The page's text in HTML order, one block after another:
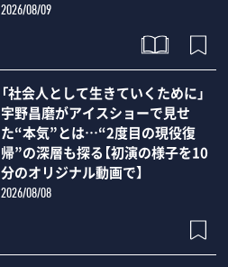
2026/08/09
「社会人として生きていくために」
宇野昌磨がアイスショーで見せ
た“本気”とは…“2度目の現役復
帰”の深層も探る【初演の様子を10
分のオリジナル動画で】
2026/08/08